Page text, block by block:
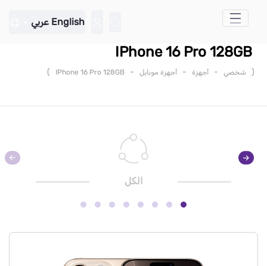
تخطي إلى المحتوى الرئيسي
English عربي
IPhone 16 Pro 128GB
( شخصي - أجهزة - أجهزة موبايل -
IPhone 16 Pro 128GB
)
الكل